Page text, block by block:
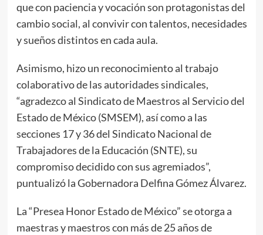
que con paciencia y vocación son protagonistas del
cambio social, al convivir con talentos, necesidades
y sueños distintos en cada aula.
Asimismo, hizo un reconocimiento al trabajo
colaborativo de las autoridades sindicales,
“agradezco al Sindicato de Maestros al Servicio del
Estado de México (SMSEM), así como a las
secciones 17 y 36 del Sindicato Nacional de
Trabajadores de la Educación (SNTE), su
compromiso decidido con sus agremiados”,
puntualizó la Gobernadora Delfina Gómez Álvarez.
La “Presea Honor Estado de México” se otorga a
maestras y maestros con más de 25 años de